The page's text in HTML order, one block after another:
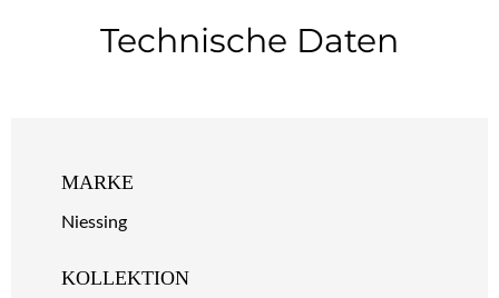
Technische Daten
MARKE
Niessing
KOLLEKTION